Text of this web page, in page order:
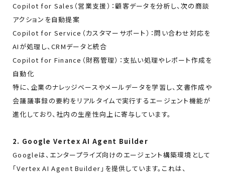
Copilot for Sales（営業支援）：顧客データを分析し、次の商談
アクションを自動提案
Copilot for Service（カスタマーサポート）：問い合わせ対応を
AIが処理し、CRMデータと統合
Copilot for Finance（財務管理）：支払い処理やレポート作成を
自動化
特に、企業のナレッジベースやメールデータを学習し、文書作成や
会議議事録の要約をリアルタイムで実行するエージェント機能が
進化しており、社内の生産性向上に寄与しています。
2. Google Vertex AI Agent Builder
Googleは、エンタープライズ向けのエージェント構築環境として
「Vertex AI Agent Builder」を提供しています。これは、